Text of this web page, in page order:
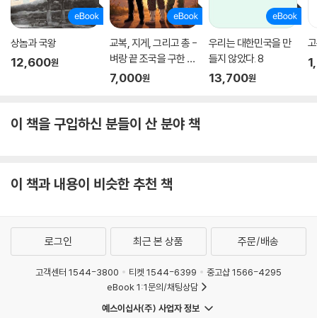
상놈과 국왕
12,600원
교복, 지게, 그리고 총 -
벼랑 끝 조국을 구한 5
5가지 기적!
7,000원
우리는 대한민국을 만
들지 않았다. 8
13,700원
이 책을 구입하신 분들이 산 분야 책
이 책과 내용이 비슷한 추천 책
로그인 최근 본 상품 주문/배송
고객센터 1544-3800 티켓 1544-6399
중고샵 1566-4295
eBook 1:1문의/채팅상담
예스이십사(주) 사업자 정보